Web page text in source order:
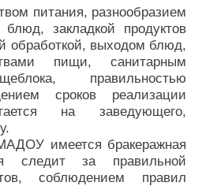
питания, разнообразием
закладкой продуктов
обработкой, выходом блюд,
пищи, санитарным
правильностью
сроков реализации
на заведующего,
имеется бракеражная
следит за правильной
соблюдением правил